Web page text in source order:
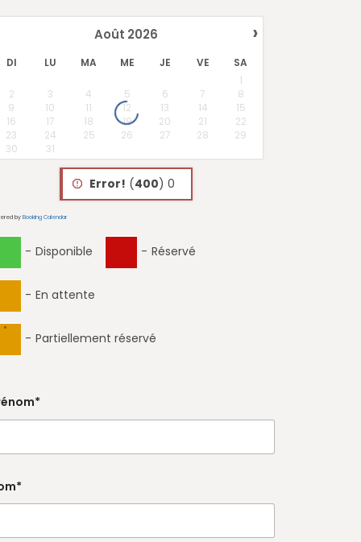
›
Août 2026
DI LU MA ME JE VE
SA
1
2
3 4 5 6 7
8
9
10 11 12 13 14
15
16
17 18 19 20 21
22
23
24 25 26 27 28
29
30
31
Error! (400) 0
by Booking Calendar
- Disponible - Réservé
- En attente
·
- Partiellement réservé